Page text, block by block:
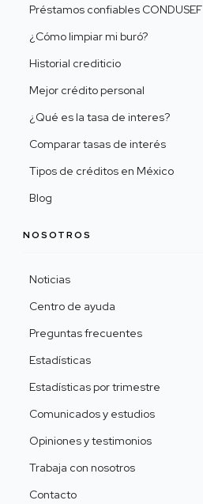
Préstamos confiables CONDUSEF
¿Cómo limpiar mi buró?
Historial crediticio
Mejor crédito personal
¿Qué es la tasa de interes?
Comparar tasas de interés
Tipos de créditos en México
Blog
NOSOTROS
Noticias
Centro de ayuda
Preguntas frecuentes
Estadísticas
Estadísticas por trimestre
Comunicados y estudios
Opiniones y testimonios
Trabaja con nosotros
Contacto